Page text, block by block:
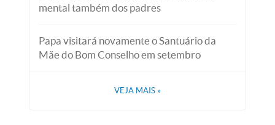
mental também dos padres
Papa visitará novamente o Santuário da
Mãe do Bom Conselho em setembro
VEJA MAIS »